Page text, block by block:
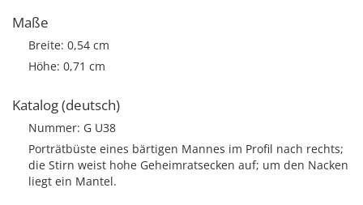
Maße
Breite: 0,54 cm
Höhe: 0,71 cm
Katalog (deutsch)
Nummer: G U38
Porträtbüste eines bärtigen Mannes im Profil nach rechts;
die Stirn weist hohe Geheimratsecken auf; um den Nacken
liegt ein Mantel.